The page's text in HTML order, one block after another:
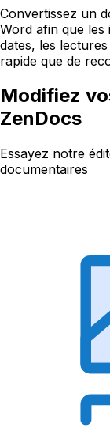
Convertissez un
Word afin que
dates, les
rapide que de
Modifiez
ZenDocs
Essayez notre
documentaires